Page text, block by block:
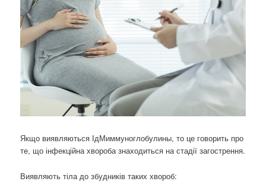
Якщо виявляються ІдМиммуноглобулины, то це говорить про
те, що інфекційна хвороба знаходиться на стадії загострення.
Виявляють тіла до збудників таких хвороб: